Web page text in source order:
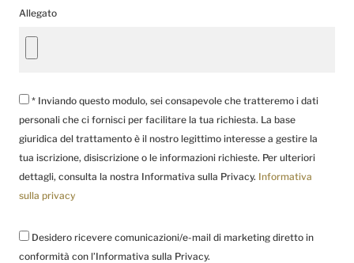
Allegato
* Inviando questo modulo, sei consapevole che tratteremo i dati
personali che ci fornisci per facilitare la tua richiesta. La base
giuridica del trattamento è il nostro legittimo interesse a gestire la
tua iscrizione, disiscrizione o le informazioni richieste. Per ulteriori
dettagli, consulta la nostra Informativa sulla Privacy. Informativa
sulla privacy
Desidero ricevere comunicazioni/e-mail di marketing diretto in
conformità con l’Informativa sulla Privacy.